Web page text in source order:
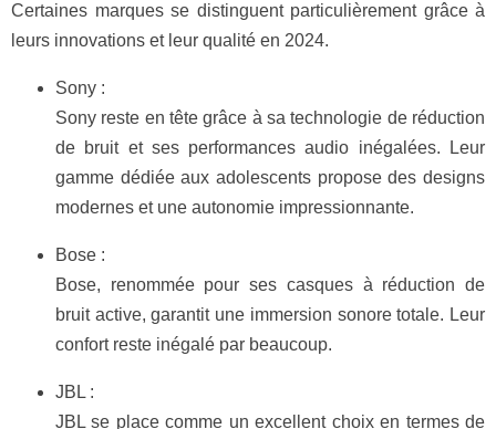
Certaines marques se distinguent particulièrement grâce à
leurs innovations et leur qualité en 2024.
Sony :
Sony reste en tête grâce à sa technologie de réduction
de bruit et ses performances audio inégalées. Leur
gamme dédiée aux adolescents propose des designs
modernes et une autonomie impressionnante.
Bose :
Bose, renommée pour ses casques à réduction de
bruit active, garantit une immersion sonore totale. Leur
confort reste inégalé par beaucoup.
JBL :
JBL se place comme un excellent choix en termes de